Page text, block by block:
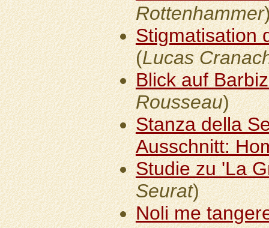
Rottenhammer
Stigmatisation
(Lucas
Blick auf
Rousseau)
Stanza della
Ausschnitt:
Studie zu 'La
Seurat)
Noli me